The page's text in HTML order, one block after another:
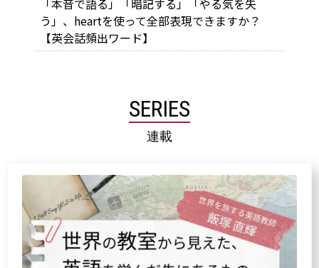
「本音で語る」「暗記する」「やる気を失
う」、heartを使って全部表現できますか？
【英会話頻出ワード】
SERIES
連載